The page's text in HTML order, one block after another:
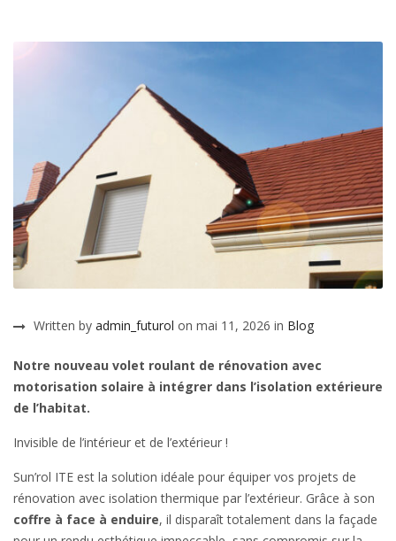
Written by admin_futurol on mai 11, 2026 in Blog
Notre nouveau volet roulant de rénovation avec
motorisation solaire à intégrer dans l’isolation extérieure
de l’habitat.
Invisible de l’intérieur et de l’extérieur !
Sun’rol ITE est la solution idéale pour équiper vos projets de
rénovation avec isolation thermique par l’extérieur. Grâce à son
coffre à face à enduire, il disparaît totalement dans la façade